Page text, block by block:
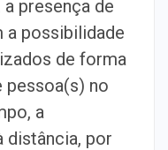
presença de
a possibilidade
de forma
pessoa(s) no
a
distância, por